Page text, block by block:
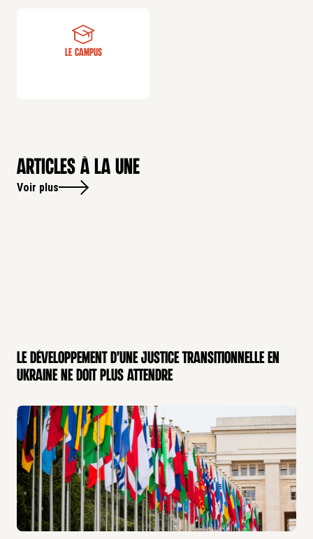
Le campus
Articles à la une
Voir plus
ACTUALITÉ
Le développement d’une justice transitionnelle en
Ukraine ne doit plus attendre